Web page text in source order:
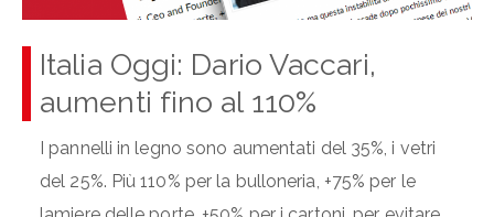
Italia Oggi: Dario Vaccari,
aumenti fino al 110%
I pannelli in legno sono aumentati del 35%, i vetri
del 25%. Più 110% per la bulloneria, +75% per le